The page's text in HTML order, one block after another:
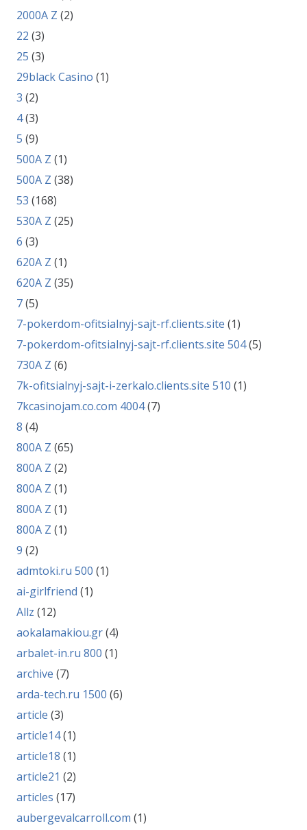
2000A Z (2)
22 (3)
25 (3)
29black Casino (1)
3 (2)
4(3)
5 (9)
500A Z (1)
500A Z (38)
53 (168)
530A Z (25)
6 (3)
620A Z (1)
620A Z (35)
7(5)
7-pokerdom-ofitsialnyj-sajt-rf.clients.site (1)
7-pokerdom-ofitsialnyj-sajt-rf.clients.site 504(5)
730A Z (6)
7k-ofitsialnyj-sajt-i-zerkalo.clients.site 510 (1)
7kcasinojam.co.com 4004(7)
8 (4)
800A Z (65)
800A Z (2)
800A Z (1)
800A Z (1)
800A Z (1)
9 (2)
admtoki.ru 500 (1)
ai-girlfriend (1)
Allz (12)
aokalamakiou.gr(4)
arbalet-in.ru 800 (1)
archive (7)
arda-tech.ru 1500 (6)
article (3)
article14(1)
article18 (1)
article21 (2)
articles (17)
aubergevalcarroll.com (1)